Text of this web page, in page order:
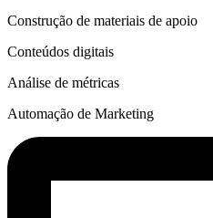
Construção de materiais de apoio
Conteúdos digitais
Análise de métricas
Automação de Marketing